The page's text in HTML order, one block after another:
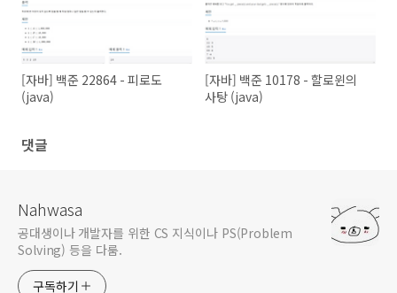
[자바] 백준 22864 - 피로도
(java)
[자바] 백준 10178 - 할로윈의
사탕 (java)
댓글
Nahwasa
공대생이나 개발자를 위한 CS 지식이나 PS(Problem
Solving) 등을 다룸.
구독하기